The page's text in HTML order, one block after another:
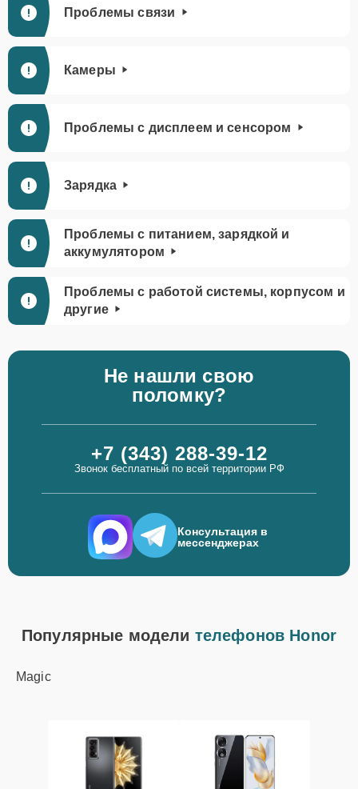
Проблемы связи
Камеры
Проблемы с дисплеем и сенсором
Зарядка
Проблемы с питанием, зарядкой и
аккумулятором
Проблемы с работой системы, корпусом и
другие
Не нашли свою
поломку?
+7 (343) 288-39-12
Звонок бесплатный по всей территории РФ
Консультация в
мессенджерах
Популярные модели телефонов Honor
Magic